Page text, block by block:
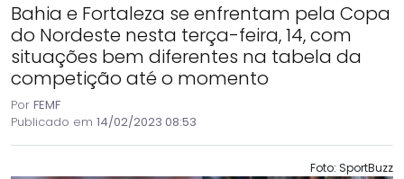
Bahia e Fortaleza se enfrentam pela Copa
do Nordeste nesta terça-feira, 14, com
situações bem diferentes na tabela da
competição até o momento
Por FEMF
Publicado em 14/02/2023 08:53
Foto: SportBuzz